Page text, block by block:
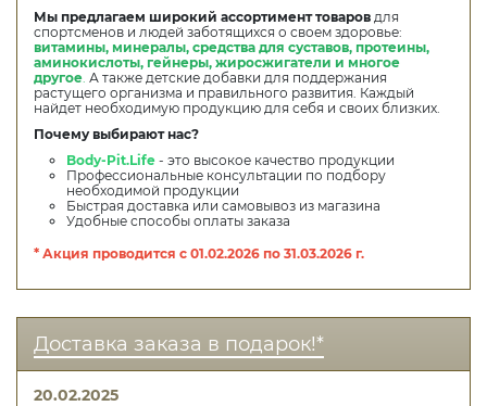
Мы предлагаем широкий ассортимент товаров для
спортсменов и людей заботящихся о своем здоровье:
витамины, минералы, средства для суставов, протеины,
аминокислоты, гейнеры, жиросжигатели и многое
другое А также детские добавки для поддержания
растущего организма и правильного развития. Каждый
найдет необходимую продукцию для себя и своих близких.
Почему выбирают нас?
Body-Pit.Life - это высокое качество продукции
Профессиональные консультации по подбору
необходимой продукции
Быстрая доставка или самовывоз из магазина
Удобные способы оплаты заказа
* Акция проводится с 01.02.2026 по 31.03.2026 г.
Доставка заказа в подарок!*
20.02.2025